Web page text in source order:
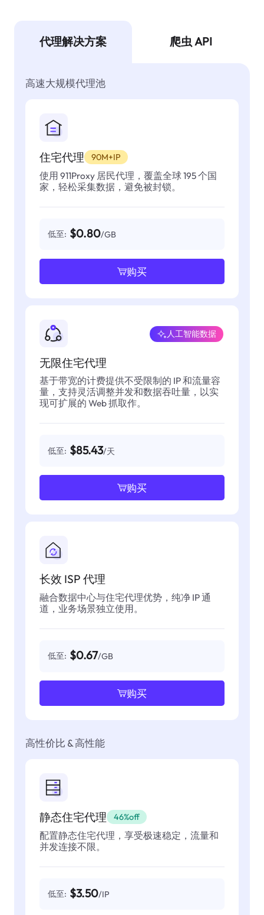
代理解决方案 爬虫 API
高速大规模代理池
住宅代理 90M+IP
使用 911Proxy 居民代理，覆盖全球 195 个国
家，轻松采集数据，避免被封锁。
低至: $0.80/GB
购买
无限住宅代理
人工智能数据
基于带宽的计费提供不受限制的 IP 和流量容
量，支持灵活调整并发和数据吞吐量，以实
现可扩展的 Web 抓取作。
低至: $85.43/天
购买
长效 ISP 代理
融合数据中心与住宅代理优势，纯净 IP 通
道，业务场景独立使用。
低至: $0.67/GB
购买
高性价比 & 高性能
静态住宅代理 46%off
配置静态住宅代理，享受极速稳定，流量和
并发连接不限。
低至: $3.50/IP